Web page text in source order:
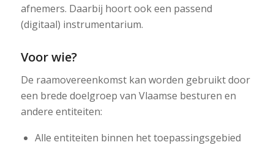
afnemers. Daarbij hoort ook een passend
(digitaal) instrumentarium.
Voor wie?
De raamovereenkomst kan worden gebruikt door
een brede doelgroep van Vlaamse besturen en
andere entiteiten:
Alle entiteiten binnen het toepassingsgebied